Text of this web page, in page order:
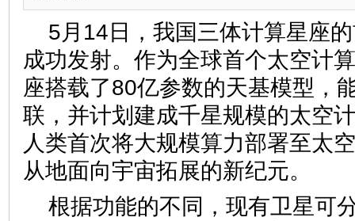
5月14日，我国三体计算星座
成功发射。作为全球首个太空计
座搭载了80亿参数的天基模型，
联，并计划建成千星规模的太空
人类首次将大规模算力部署至太
从地面向宇宙拓展的新纪元。
根据功能的不同，现有卫星可